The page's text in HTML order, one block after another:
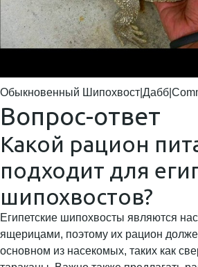
Обыкновенный
Вопрос-ответ
Какой рацион
подходит для
шипохвостов?
Египетские шипохвосты являются
ящерицами, поэтому их рацион
основном из насекомых, таких как